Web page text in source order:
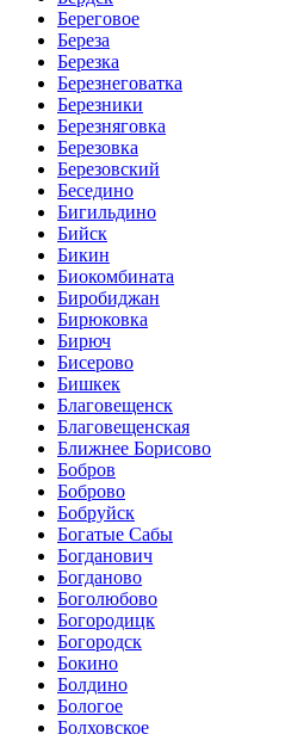
Береговое
Береза
Березка
Березнеговатка
Березники
Березняговка
Березовка
Березовский
Беседино
Бигильдино
Бийск
Бикин
Биокомбината
Биробиджан
Бирюковка
Бирюч
Бисерово
Бишкек
Благовещенск
Благовещенская
Ближнее Борисово
Бобров
Боброво
Бобруйск
Богатые Сабы
Богданович
Богданово
Боголюбово
Богородицк
Богородск
Бокино
Болдино
Бологое
Болховское